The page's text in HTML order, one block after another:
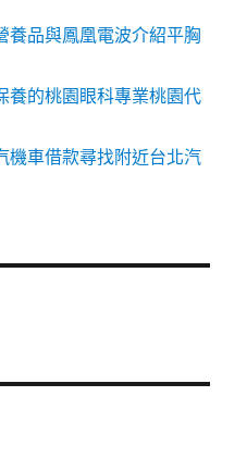
養品與鳳凰電波介紹平胸
養的桃園眼科專業桃園代
機車借款尋找附近台北汽